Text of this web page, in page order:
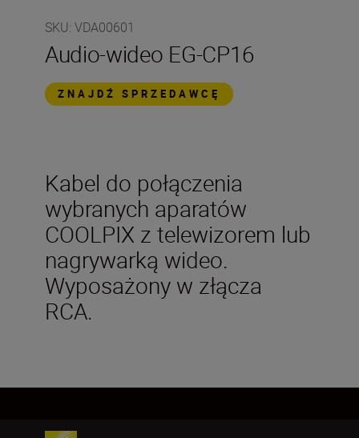
SKU: VDA00601
Audio-wideo EG-CP16
ZNAJDŹ SPRZEDAWCĘ
Kabel do połączenia
wybranych aparatów
COOLPIX z telewizorem lub
nagrywarką wideo.
Wyposażony w złącza
RCA.